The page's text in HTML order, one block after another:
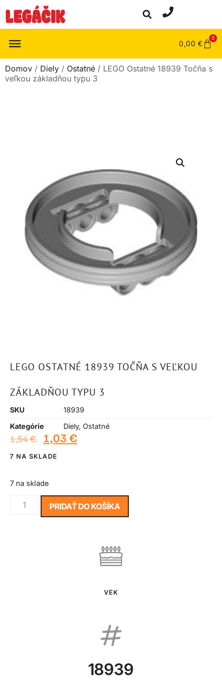
0,00 €
0
Domov / Diely / Ostatné / LEGO Ostatné 18939 Točňa s
veľkou základňou typu 3
LEGO OSTATNÉ 18939 TOČŇA S VEĽKOU
ZÁKLADŇOU TYPU 3
SKU
18939
Kategórie
Diely, Ostatné
1,54€ 1,03 €
7 NA SKLADE
7 na sklade
PRIDAŤ DO KOŠÍKA
VEK
18939